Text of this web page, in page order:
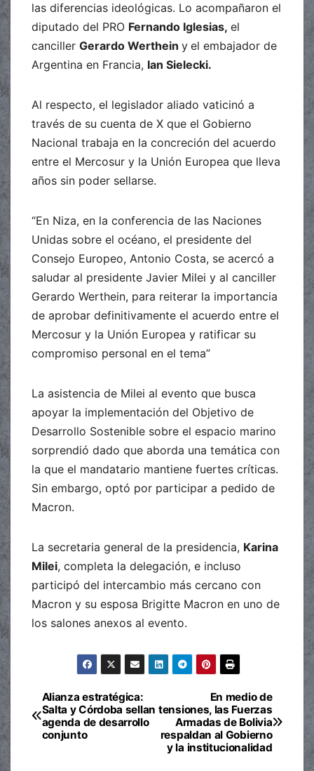
las diferencias ideológicas. Lo acompañaron el
diputado del PRO Fernando Iglesias, el
canciller Gerardo Werthein y el embajador de
Argentina en Francia, Ian Sielecki.
Al respecto, el legislador aliado vaticinó a
través de su cuenta de X que el Gobierno
Nacional trabaja en la concreción del acuerdo
entre el Mercosur y la Unión Europea que lleva
años sin poder sellarse.
“En Niza, en la conferencia de las Naciones
Unidas sobre el océano, el presidente del
Consejo Europeo, Antonio Costa, se acercó a
saludar al presidente Javier Milei y al canciller
Gerardo Werthein, para reiterar la importancia
de aprobar definitivamente el acuerdo entre el
Mercosur y la Unión Europea y ratificar su
compromiso personal en el tema”
La asistencia de Milei al evento que busca
apoyar la implementación del Objetivo de
Desarrollo Sostenible sobre el espacio marino
sorprendió dado que aborda una temática con
la que el mandatario mantiene fuertes críticas.
Sin embargo, optó por participar a pedido de
Macron.
La secretaria general de la presidencia, Karina
Milei, completa la delegación, e incluso
participó del intercambio más cercano con
Macron y su esposa Brigitte Macron en uno de
los salones anexos al evento.
Navegación
de
En medio de
tensiones, las Fuerzas
Armadas de Bolivia
respaldan al Gobierno
y la institucionalidad
Alianza estratégica:
Salta y Córdoba sellan
agenda de desarrollo
conjunto